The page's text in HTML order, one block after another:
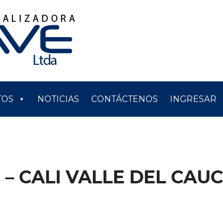
NOTICIAS CONTÁCTENOS INGRESAR
CALI VALLE DEL